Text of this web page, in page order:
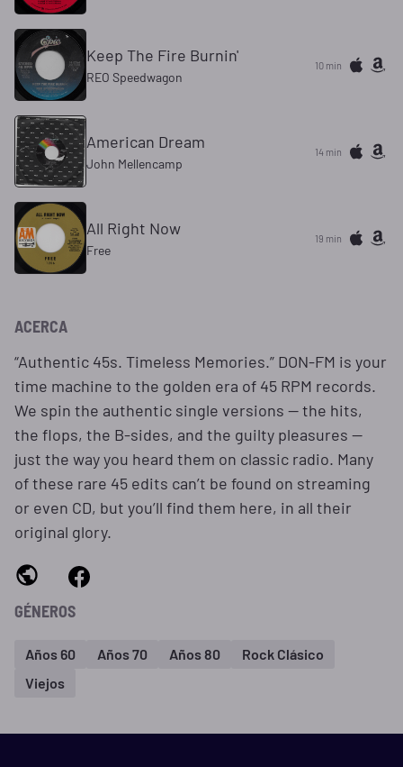
Keep The Fire Burnin'
REO Speedwagon
10 min
American Dream
John Mellencamp
14 min
All Right Now
Free
19 min
ACERCA
“Authentic 45s. Timeless Memories.” DON-FM is your
time machine to the golden era of 45 RPM records.
We spin the authentic single versions — the hits,
the flops, the B-sides, and the guilty pleasures —
just the way you heard them on classic radio. Many
of these rare 45 edits can’t be found on streaming
or even CD, but you’ll find them here, in all their
original glory.
GÉNEROS
Años 60 Años 70 Años 80
Rock Clásico
Viejos